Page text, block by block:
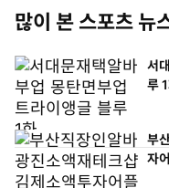
g
g
e
g
e
g
e
많이 본 스포츠 뉴
서
루
부
자